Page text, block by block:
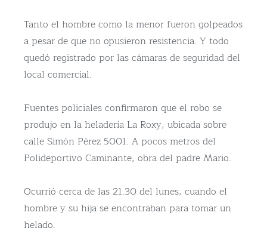
Tanto el hombre como la menor fueron golpeados
a pesar de que no opusieron resistencia. Y todo
quedó registrado por las cámaras de seguridad del
local comercial.
Fuentes policiales confirmaron que el robo se
produjo en la heladería La Roxy, ubicada sobre
calle Simón Pérez 5001. A pocos metros del
Polideportivo Caminante, obra del padre Mario.
Ocurrió cerca de las 21.30 del lunes, cuando el
hombre y su hija se encontraban para tomar un
helado.